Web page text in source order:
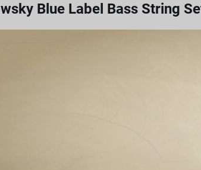
Blue Label Bass String